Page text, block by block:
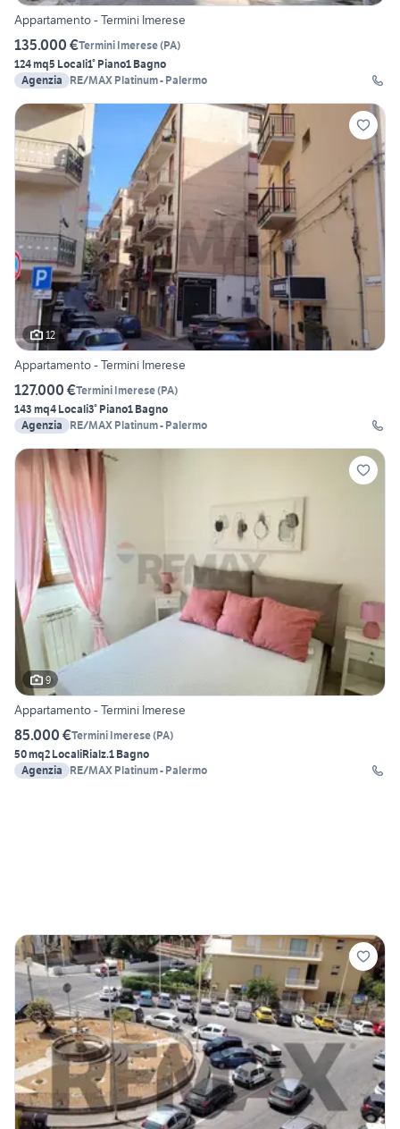
Appartamento - Termini Imerese
135.000 €Termini Imerese(PA)
124 mq5 Locali1° Piano1 Bagno
Agenzia
RE/MAX Platinum - Palermo
12
Appartamento - Termini Imerese
127.000 €Termini Imerese(PA)
143 mq4 Locali3° Piano1 Bagno
Agenzia
RE/MAX Platinum - Palermo
9
Appartamento - Termini Imerese
85.000 €Termini Imerese(PA)
50 mq2 LocaliRialz.1 Bagno
Agenzia
RE/MAX Platinum - Palermo